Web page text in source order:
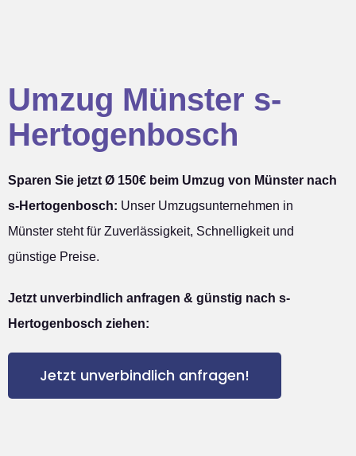
Umzug Münster s-
Hertogenbosch
Sparen Sie jetzt Ø 150€ beim Umzug von Münster nach
s-Hertogenbosch: Unser Umzugsunternehmen in
Münster steht für Zuverlässigkeit, Schnelligkeit und
günstige Preise.
Jetzt unverbindlich anfragen & günstig nach s-
Hertogenbosch ziehen:
Jetzt unverbindlich anfragen!